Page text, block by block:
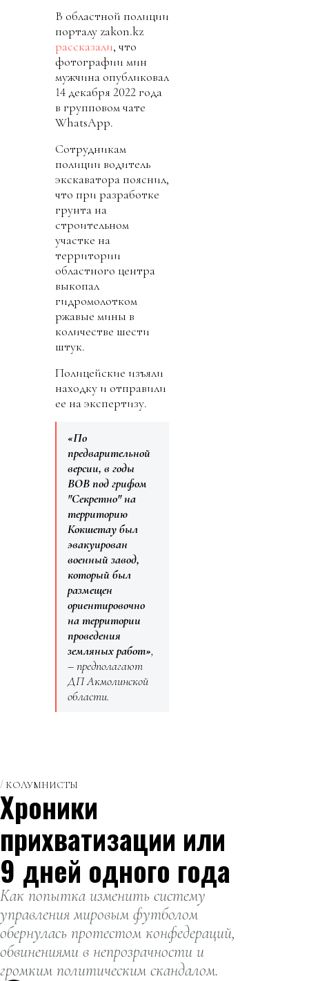
В областной полиции
порталу zakon.kz
рассказали, что
фотографии мин
мужчина опубликовал
14 декабря 2022 года
в групповом чате
WhatsApp.
Сотрудникам
полиции водитель
экскаватора пояснил,
что при разработке
грунта на
строительном
участке на
территории
областного центра
выкопал
гидромолотком
ржавые мины в
количестве шести
штук.
Полицейские изъяли
находку и отправили
ее на экспертизу.
«По
предварительной
версии, в годы
ВОВ под грифом
"Секретно" на
территорию
Кокшетау был
эвакуирован
военный завод,
который был
размещен
ориентировочно
на территории
проведения
земляных работ»,
– предполагают
ДП Акмолинской
области.
КОЛУМНИСТЫ
Хроники
прихватизации или
9 дней одного года
Как попытка изменить систему
управления мировым футболом
обернулась протестом конфедераций,
обвинениями в непрозрачности и
громким политическим скандалом.